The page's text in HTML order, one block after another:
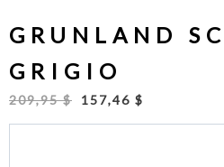
GRUNLAND
GRIGIO
209,95 $ 157,46 $